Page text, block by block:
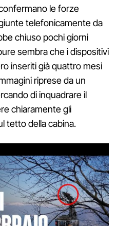
le forze
telefonicamente da
chiuso pochi giorni
sembra che i dispositivi
inseriti già quattro mesi
riprese da un
di inquadrare il
chiaramente gli
tetto della cabina.